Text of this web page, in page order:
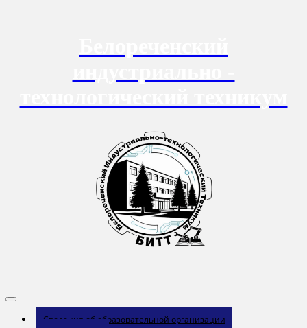
Сведения об образовательной организации